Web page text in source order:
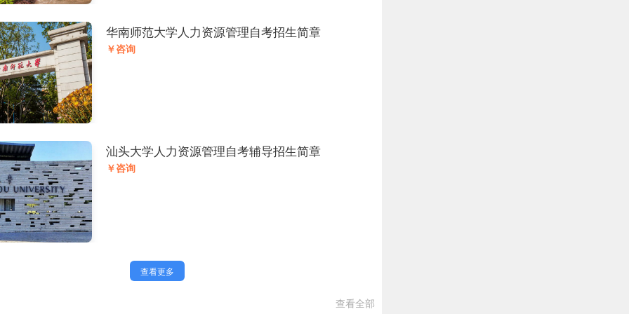
华南师范大学人力资源管理自考招生简章
￥咨询
汕头大学人力资源管理自考辅导招生简章
￥咨询
查看更多
查看全部